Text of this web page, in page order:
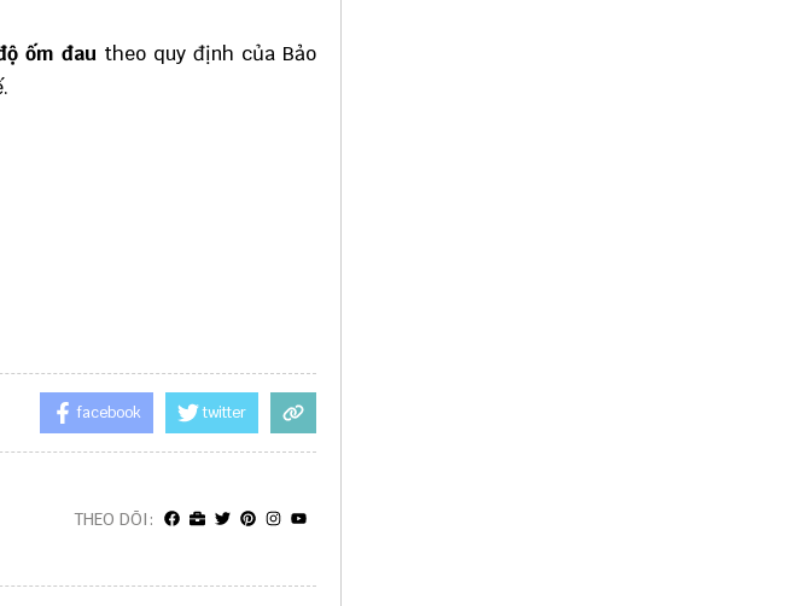
ốm đau theo quy định của Bảo
facebook twitter
THEO DÕI: